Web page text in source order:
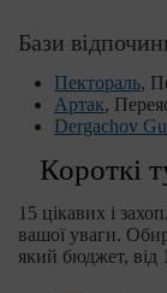
Бази
Пектораль,
Артак,
Dergachov
Короткі
15 цікавих і
вашої уваги.
який бюджет, від